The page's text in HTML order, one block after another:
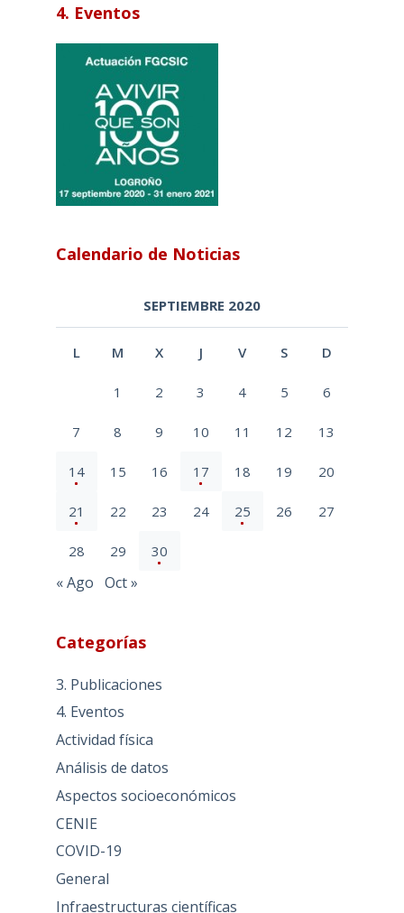
4. Eventos
Calendario de Noticias
SEPTIEMBRE 2020
L M X J V S D
1 2 3 4 5 6
7 8 9 10 11 12 13
14 15 16 17 18 19 20
21 22 23 24 25 26 27
28 29 30
« Ago Oct »
Categorías
3. Publicaciones
4. Eventos
Actividad física
Análisis de datos
Aspectos socioeconómicos
CENIE
COVID-19
General
Infraestructuras científicas